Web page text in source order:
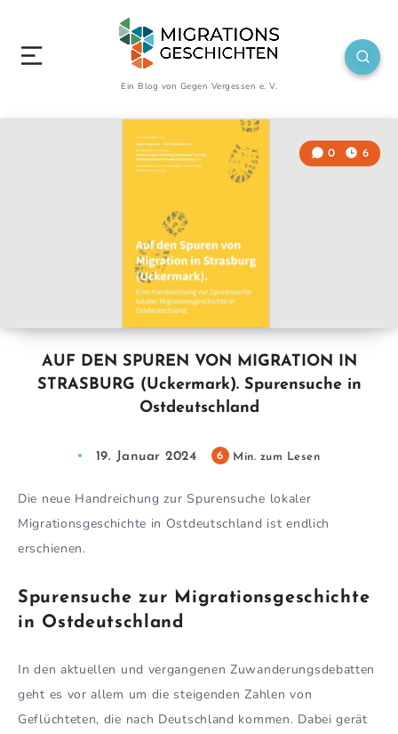
Ein Blog von Gegen Vergessen e. V.
AUF DEN SPUREN VON MIGRATION IN
STRASBURG (Uckermark). Spurensuche in
Ostdeutschland
0 6
19. Januar 2024 6 Min. zum Lesen
Die neue Handreichung zur Spurensuche lokaler
Migrationsgeschichte in Ostdeutschland ist endlich
erschienen.
Spurensuche zur Migrationsgeschichte
in Ostdeutschland
In den aktuellen und vergangenen Zuwanderungsdebatten
geht es vor allem um die steigenden Zahlen von
Geflüchteten, die nach Deutschland kommen. Dabei gerät